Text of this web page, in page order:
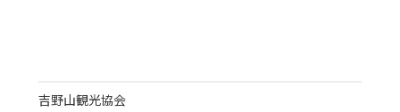
吉野山観光協会